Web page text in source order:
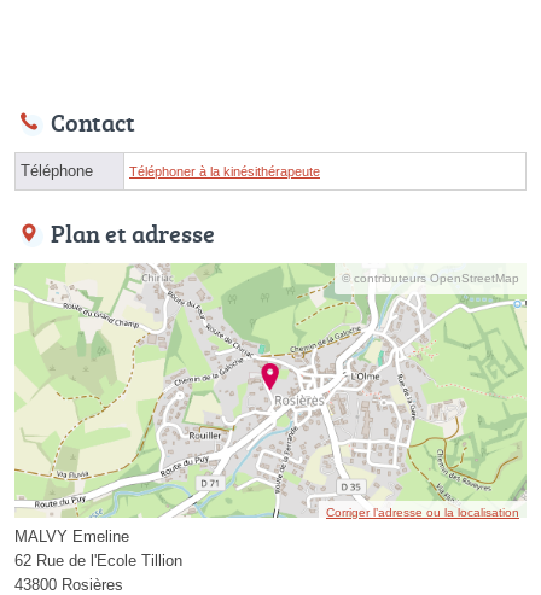
Contact
Téléphone Téléphoner à la kinésithérapeute
Plan et adresse
© contributeurs OpenStreetMap
Corriger l’adresse ou la localisation
MALVY Emeline
62 Rue de l'Ecole Tillion
43800 Rosières